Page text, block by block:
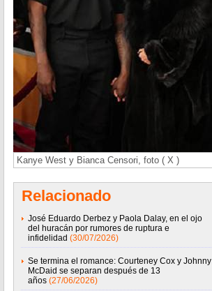
Kanye West y Bianca Censori, foto ( X )
Relacionado
José Eduardo Derbez y Paola Dalay, en el ojo
del huracán por rumores de ruptura e
infidelidad (30/07/2026)
Se termina el romance: Courteney Cox y Johnny
McDaid se separan después de 13
años (27/06/2026)